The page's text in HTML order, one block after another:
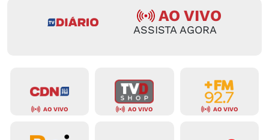
AO VIVO
ASSISTA AGORA
AO VIVO AO VIVO AO VIVO